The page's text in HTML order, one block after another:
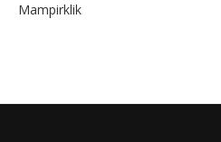
Mampirklik